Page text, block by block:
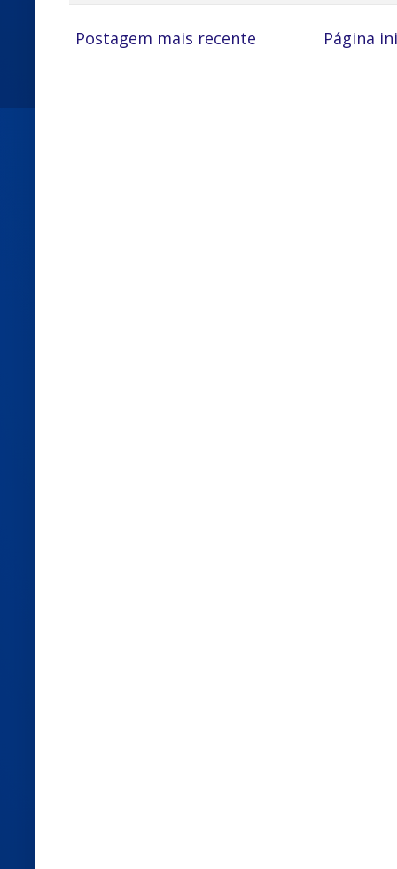
Postagem mais recente Página